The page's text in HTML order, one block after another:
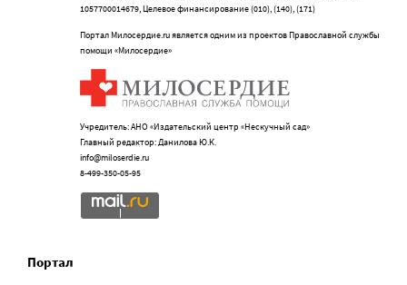
1057700014679, Целевое финансирование (010), (140), (171)
Портал Милосердие.ru является одним из проектов Православной службы
помощи «Милосердие»
Учредитель: АНО «Издательский центр «Нескучный сад»
Главный редактор: Данилова Ю.К.
info@miloserdie.ru
8-499-350-05-95
Портал